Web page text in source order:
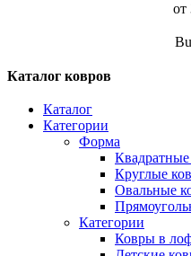
от
Каталог ковров
Каталог
Категории
Форма
Круглые
Овальные
Категории
Ковры в